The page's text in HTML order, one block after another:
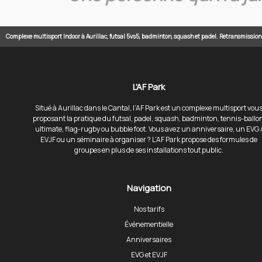
Complexe multisport Indoor à Aurillac, futsal 5vs5, badminton, squash et padel.
L'AF Park
Situé à Aurillac dans le Cantal, l’AF Park est un complexe multisport vous
proposant la pratique du futsal, padel, squash, badminton, tennis-
ultimate, flag-rugby ou bubble foot. Vous avez un anniversaire, un EVG /
EVJF ou un séminaire à organiser ? L'AF Park propose des formules de
groupes en plus de ses installations tout public.
Navigation
Nos tarifs
Événementielle
Anniversaires
EVG et EVJF